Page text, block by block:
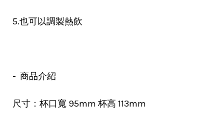
5.也可以調製熱飲
- 商品介紹
尺寸：杯口寬 95mm 杯高 113mm